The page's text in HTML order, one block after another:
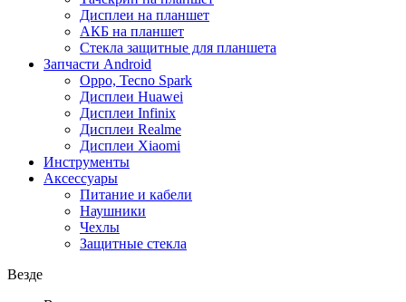
Дисплеи на планшет
АКБ на планшет
Стекла защитные для планшета
Запчасти Android
Oppo, Tecno Spark
Дисплеи Huawei
Дисплеи Infinix
Дисплеи Realme
Дисплеи Xiaomi
Инструменты
Аксессуары
Питание и кабели
Наушники
Чехлы
Защитные стекла
Везде